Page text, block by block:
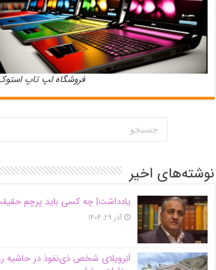
فروشگاه لپ تاپ
نوشته‌های اخیر
یادداشت| ‌چه کسی باید پرچم
آذر ۲۹, ۱۴۰۴
اَبَر‌ویلای شخص ذی‌نفوذ در